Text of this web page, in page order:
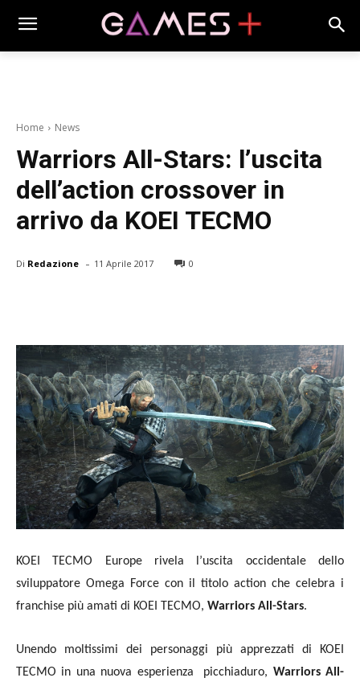
Home News
Warriors All-Stars: l’uscita
dell’action crossover in
arrivo da KOEI TECMO
Di Redazione - 11 Aprile 2017 0
KOEI TECMO Europe rivela l’uscita occidentale dello
sviluppatore Omega Force con il titolo action che celebra i
franchise più amati di KOEI TECMO, Warriors All-Stars.
Unendo moltissimi dei personaggi più apprezzati di KOEI
TECMO in una nuova esperienza picchiaduro, Warriors All-